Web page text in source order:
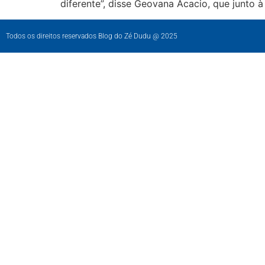
diferente”, disse Geovana Acacio, que junto
Todos os direitos reservados Blog do Zé Dudu @ 2025